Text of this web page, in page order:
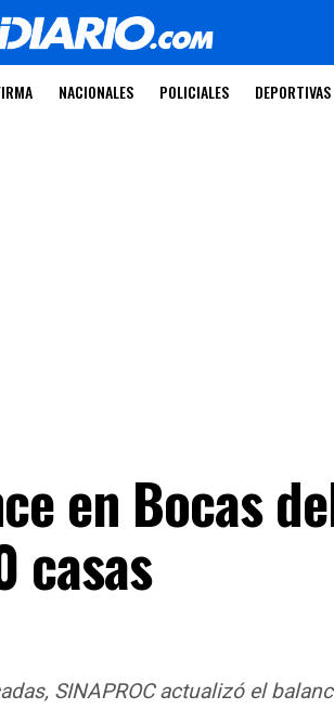
NACIONALES POLICIALES DEPORTIVAS
en Bocas
casas
SINAPROC actualizó el